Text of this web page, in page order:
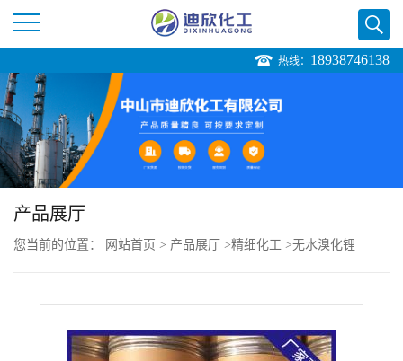
司
首
页
公
热线： 18938746138
产品展厅
您当前的位置： 网站首页 > 产品展厅 >精细化工 >无水溴化锂